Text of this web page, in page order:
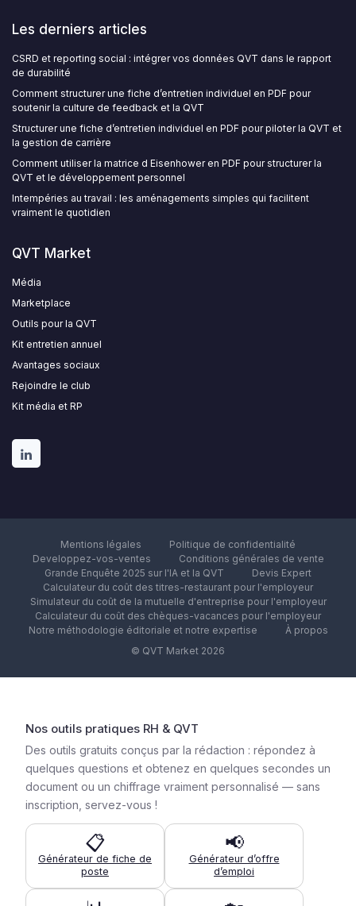
Les derniers articles
CSRD et reporting social : intégrer vos données QVT dans le rapport
de durabilité
Comment structurer une fiche d’entretien individuel en PDF pour
soutenir la culture de feedback et la QVT
Structurer une fiche d’entretien individuel en PDF pour piloter la QVT et
la gestion de carrière
Comment utiliser la matrice d Eisenhower en PDF pour structurer la
QVT et le développement personnel
Intempéries au travail : les aménagements simples qui facilitent
vraiment le quotidien
QVT Market
Média
Marketplace
Outils pour la QVT
Kit entretien annuel
Avantages sociaux
Rejoindre le club
Kit média et RP
Mentions légales
Politique de confidentialité
Developpez-vos-ventes
Conditions générales de vente
Grande Enquête 2025 sur l'IA et la QVT
Devis Expert
Calculateur du coût des titres-restaurant pour l'employeur
Simulateur du coût de la mutuelle d'entreprise pour l'employeur
Calculateur du coût des chèques-vacances pour l'employeur
Notre méthodologie éditoriale et notre expertise
À propos
© QVT Market 2026
Nos outils pratiques RH & QVT
Des outils gratuits conçus par la rédaction : répondez à
quelques questions et obtenez en quelques secondes un
document ou un chiffrage vraiment personnalisé — sans
inscription, servez-vous !
📋
Générateur de fiche de
poste
📢
Générateur d’offre
d’emploi